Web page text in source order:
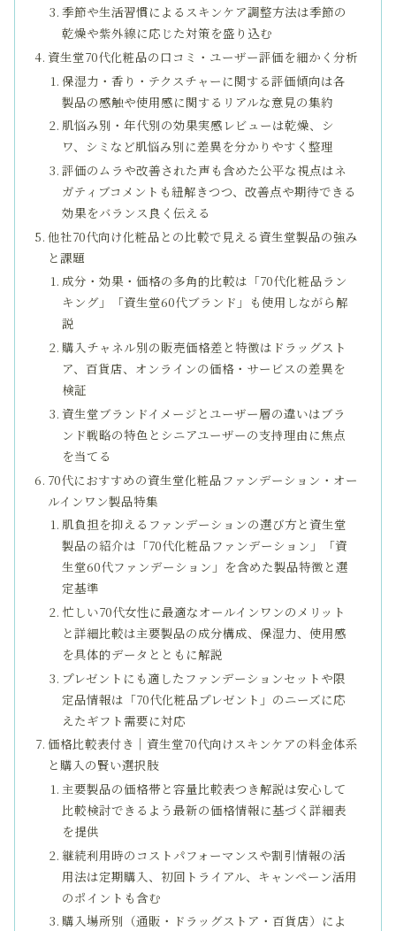
季節や生活習慣によるスキンケア調整方法は季節の
乾燥や紫外線に応じた対策を盛り込む
資生堂70代化粧品の口コミ・ユーザー評価を細かく分析
保湿力・香り・テクスチャーに関する評価傾向は各
製品の感触や使用感に関するリアルな意見の集約
肌悩み別・年代別の効果実感レビューは乾燥、シ
ワ、シミなど肌悩み別に差異を分かりやすく整理
評価のムラや改善された声も含めた公平な視点はネ
ガティブコメントも紐解きつつ、改善点や期待できる
効果をバランス良く伝える
他社70代向け化粧品との比較で見える資生堂製品の強み
と課題
成分・効果・価格の多角的比較は「70代化粧品ラン
キング」「資生堂60代ブランド」も使用しながら解
説
購入チャネル別の販売価格差と特徴はドラッグスト
ア、百貨店、オンラインの価格・サービスの差異を
検証
資生堂ブランドイメージとユーザー層の違いはブラ
ンド戦略の特色とシニアユーザーの支持理由に焦点
を当てる
70代におすすめの資生堂化粧品ファンデーション・オー
ルインワン製品特集
肌負担を抑えるファンデーションの選び方と資生堂
製品の紹介は「70代化粧品ファンデーション」「資
生堂60代ファンデーション」を含めた製品特徴と選
定基準
忙しい70代女性に最適なオールインワンのメリット
と詳細比較は主要製品の成分構成、保湿力、使用感
を具体的データとともに解説
プレゼントにも適したファンデーションセットや限
定品情報は「70代化粧品プレゼント」のニーズに応
えたギフト需要に対応
価格比較表付き｜資生堂70代向けスキンケアの料金体系
と購入の賢い選択肢
主要製品の価格帯と容量比較表つき解説は安心して
比較検討できるよう最新の価格情報に基づく詳細表
を提供
継続利用時のコストパフォーマンスや割引情報の活
用法は定期購入、初回トライアル、キャンペーン活用
のポイントも含む
購入場所別（通販・ドラッグストア・百貨店）によ